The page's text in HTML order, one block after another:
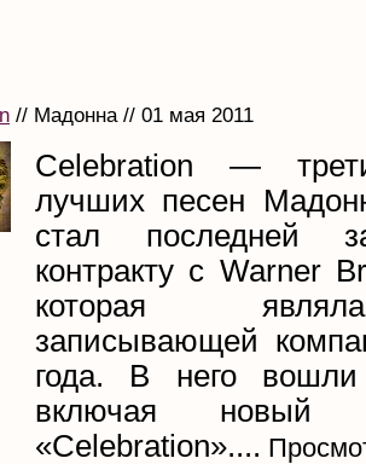
// Мадонна // 01 мая 2011
Celebration —
лучших песен
стал последней
контракту с Warner
которая
записывающей
года. В него
включая
«Сelebration»....